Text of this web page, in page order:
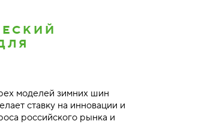
моделей зимних шин
ставку на инновации и
российского рынка и